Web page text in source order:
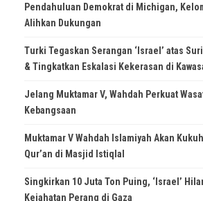
Pendahuluan Demokrat di Michigan,
Alihkan Dukungan
Turki Tegaskan Serangan ‘Israel’ atas
& Tingkatkan Eskalasi Kekerasan di
Jelang Muktamar V, Wahdah Perkuat
Kebangsaan
Muktamar V Wahdah Islamiyah Akan
Qur’an di Masjid Istiqlal
Singkirkan 10 Juta Ton Puing, ‘Israel’
Kejahatan Perang di Gaza